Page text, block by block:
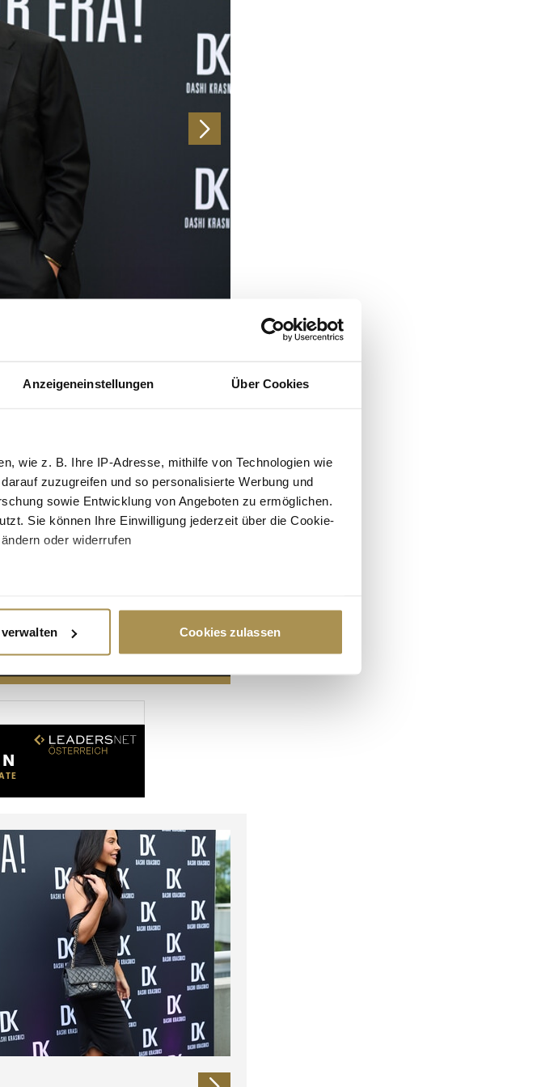
Anzeigeneinstellungen Über Cookies
wie z. B. Ihre IP-Adresse, mithilfe von Technologien wie
zuzugreifen und so personalisierte Werbung und
sowie Entwicklung von Angeboten zu ermöglichen.
Sie können Ihre Einwilligung jederzeit über die Cookie-
oder widerrufen
werden, und legen Sie Ihre Präferenzen im
Funktionen für soziale Medien anbieten zu können
weiter. Unsere Partner führen diese Informationen
haben oder die sie im Rahmen Ihrer Nutzung
Cookies zulassen